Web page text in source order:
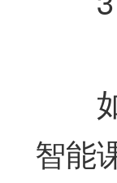
如
智能